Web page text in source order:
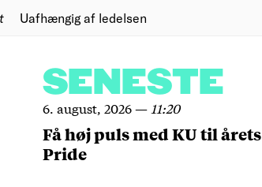
Uafhængig af ledelsen
SENESTE
6. august, 2026— 11:20
Få høj puls med KU til årets
Pride